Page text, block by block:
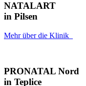
NATALART
in Pilsen
Mehr über die Klinik
PRONATAL Nord
in Teplice